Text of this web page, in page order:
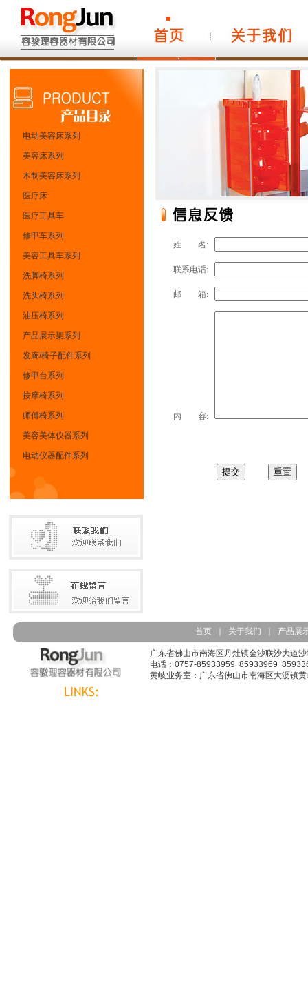
电动美容床系列
美容床系列
木制美容床系列
医疗床
医疗工具车
修甲车系列
美容工具车系列
洗脚椅系列
洗头椅系列
油压椅系列
产品展示架系列
发廊/椅子配件系列
修甲台系列
按摩椅系列
师傅椅系列
美容美体仪器系列
电动仪器配件系列
姓 名:
联系电话:
邮 箱:
内 容:
首页 关于我们 产品展
广东省佛山市南海区丹灶镇金沙联沙大道
电话：0757-85933959 85933969
黄岐业务室：广东省佛山市南海区大沥镇